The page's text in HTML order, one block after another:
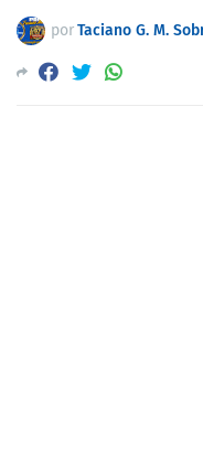
porTaciano G. M.